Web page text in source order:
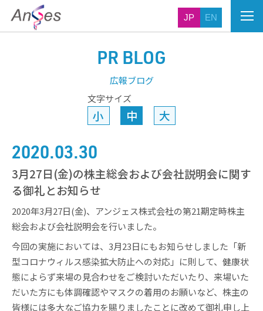
JP EN
PR BLOG
広報ブログ
文字サイズ
小 中 大
2020.03.30
3月27日(金)の株主総会および会社説明会に関す
る御礼とお知らせ
2020年3月27日(金)、アンジェス株式会社の第21期定時株主
総会および会社説明会を行いました。
今回の実施においては、3月23日にもお知らせしました「新
型コロナウィルス感染拡大防止への対応」に則して、健康状
態によらず来場の見合わせをご検討いただいたり、来場いた
だいた方にも体調確認やマスクの着用のお願いなど、株主の
皆様には多大なご協力を賜りましたことに改めて御礼申し上